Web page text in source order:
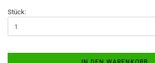
Stück: